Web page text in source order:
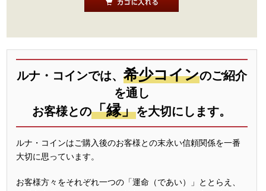
ルナ・コインでは、 希少コインのご紹介
を通し
お客様との「縁」を大切にします。
ルナ・コインはご購入後のお客様との末永い信頼関係を一番
大切に思っています。
お客様方々をそれぞれ一つの「運命（であい）」ととらえ、